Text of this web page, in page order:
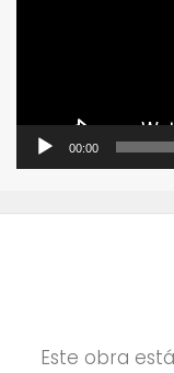
00:00
Este obra